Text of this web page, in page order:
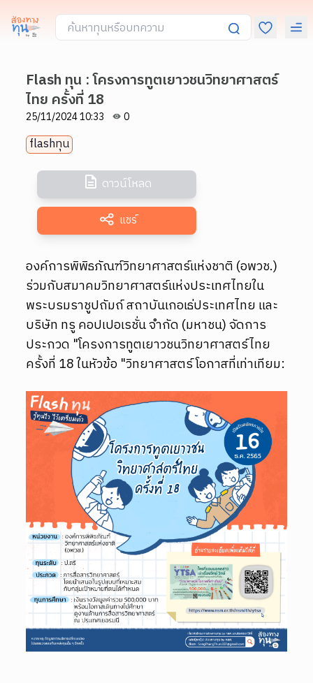
Flash ทุน : โครงการทูตเยาวชนวิทยาศาสตร์
ไทย ครั้งที่ 18
25/11/2024 10:33 0
flashทุน
ดาวน์โหลด
แชร์
องค์การพิพิธภัณฑ์วิทยาศาสตร์แห่งชาติ (อพวช.)
ร่วมกับสมาคมวิทยาศาสตร์แห่งประเทศไทยใน
พระบรมราชูปถัมถ์ สถาบันเกอเธ่ประเทศไทย และ
บริษัท ทรู คอปเปอเรชั่น จำกัด (มหาชน) จัดการ
ประกวด "โครงการทูตเยาวชนวิทยาศาสตร์ไทย
ครั้งที่ 18 ในหัวข้อ "วิทยาศาสตร์ โอกาสที่เท่าเทียม: